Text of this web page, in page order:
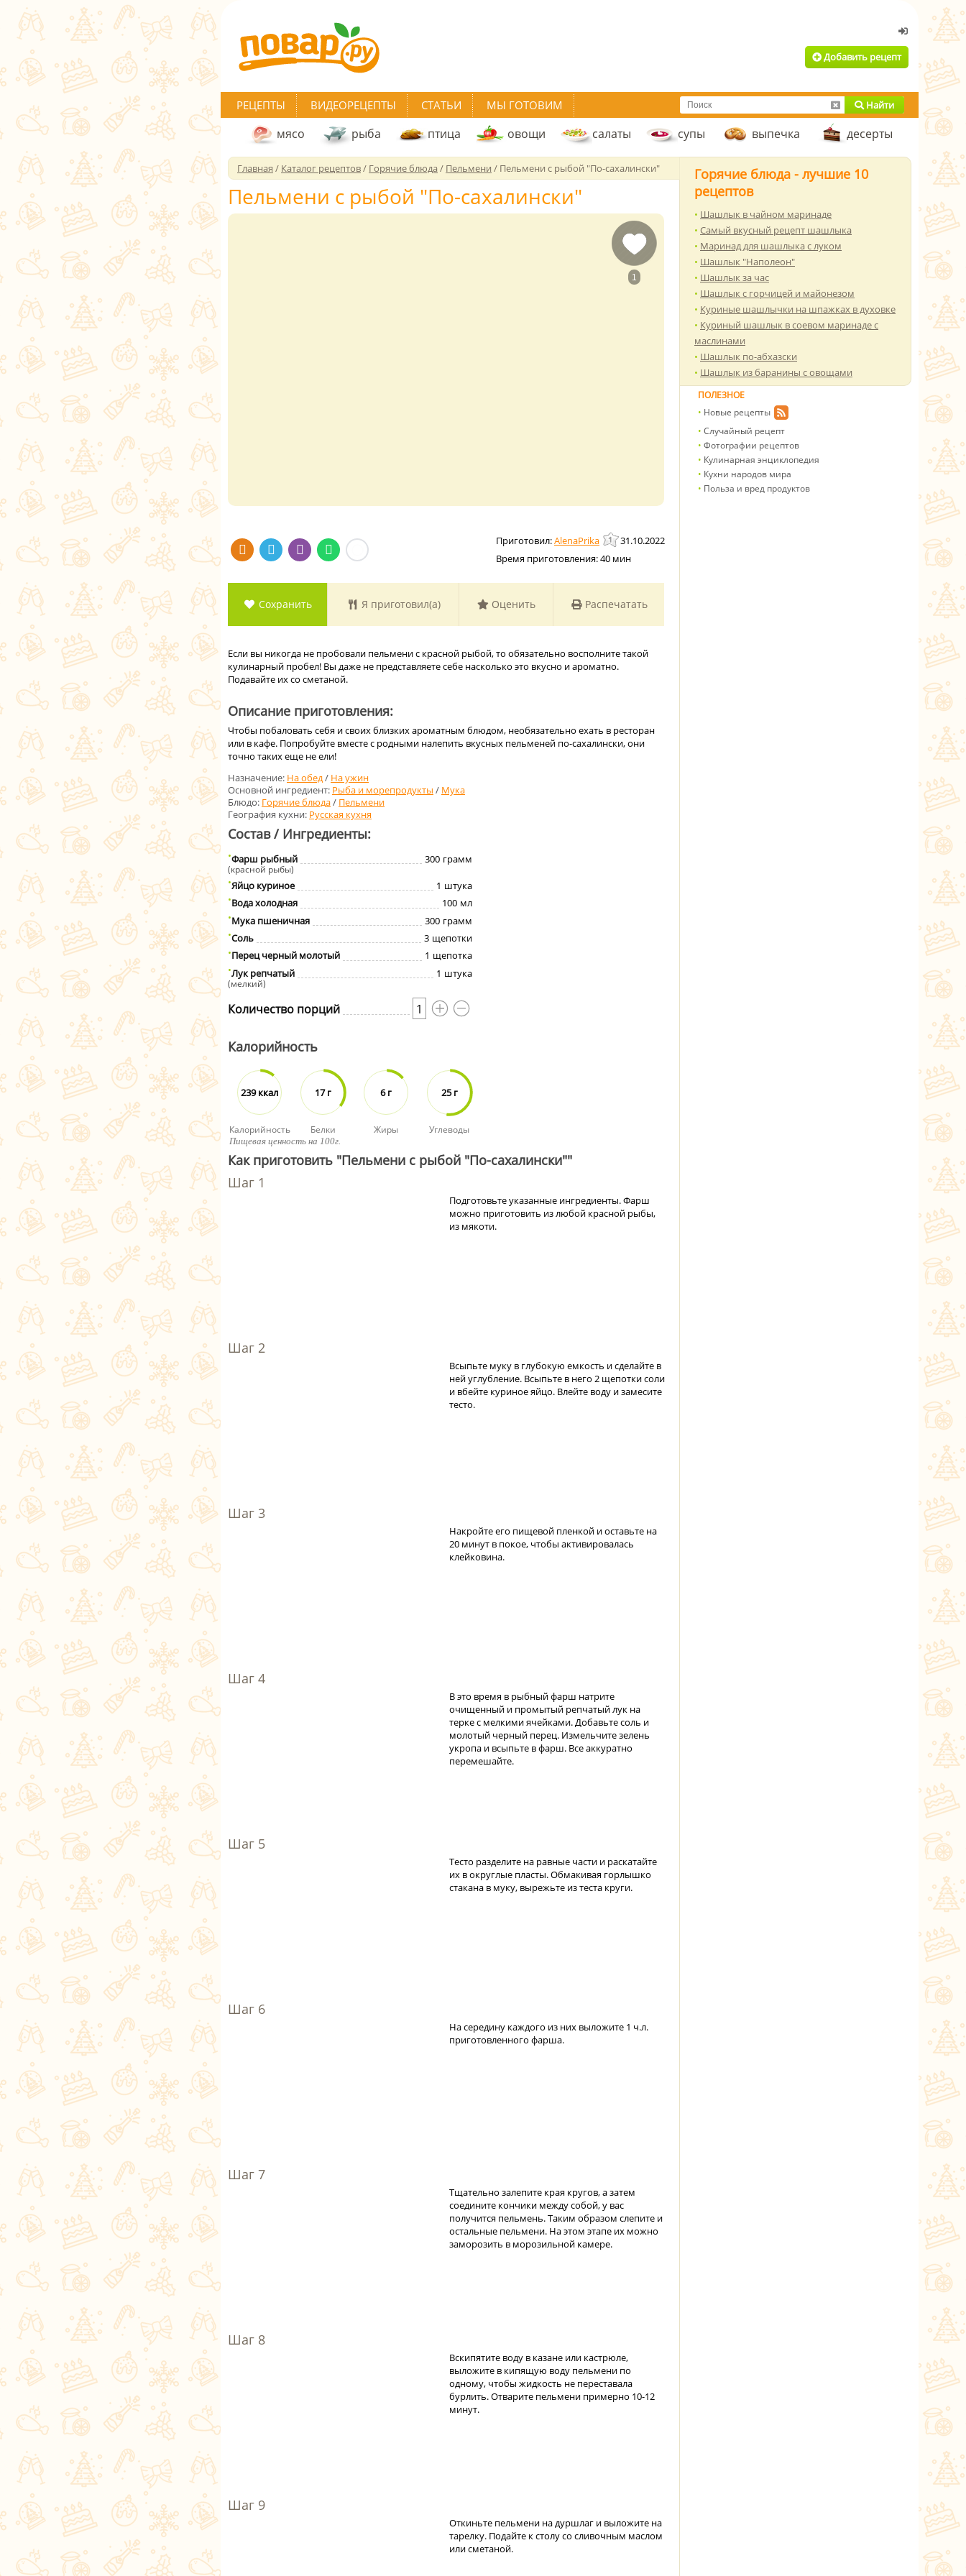
Добавить рецепт
РЕЦЕПТЫ ВИДЕОРЕЦЕПТЫ СТАТЬИ МЫ ГОТОВИМ Найти
мясо рыба птица овощи салаты супы выпечка десерты
Главная / Каталог рецептов/ Горячие блюда/ Пельмени / Пельмени с рыбой "По-сахалински"
Пельмени с рыбой "По-сахалински"
1
AlenaPrika
31.10.2022
Время приготовления:40 мин
Сохранить Я приготовил(а) Оценить Распечатать
Если вы никогда не пробовали пельмени с красной рыбой, то обязательно восполните такой
кулинарный пробел! Вы даже не представляете себе насколько это вкусно и ароматно.
Подавайте их со сметаной.
Описание приготовления:
Чтобы побаловать себя и своих близких ароматным блюдом, необязательно ехать в ресторан
или в кафе. Попробуйте вместе с родными налепить вкусных пельменей по-сахалински, они
точно таких еще не ели!
Назначение: На обед/ На ужин
Основной ингредиент: Рыба и морепродукты / Мука
Блюдо: Горячие блюда/ Пельмени
География кухни: Русская кухня
Состав / Ингредиенты:
Фарш рыбный 300 грамм
(красной рыбы)
Яйцо куриное 1 штука
Вода холодная
100 мл
Мука пшеничная
300 грамм
Соль
3 щепотки
Перец черный молотый
1 щепотка
Лук репчатый
1 штука
(мелкий)
Количество порций 1
Калорийность
239 ккал
Калорийность
17 г
Белки
6 г
Жиры
25 г
Углеводы
Пищевая ценность на 100г.
Как приготовить "Пельмени с рыбой "По-сахалински""
Подготовьте указанные ингредиенты. Фарш
можно приготовить из любой красной рыбы,
из мякоти.
Всыпьте муку в глубокую емкость и сделайте в
ней углубление. Всыпьте в него 2 щепотки соли
и вбейте куриное яйцо. Влейте воду и замесите
тесто.
Накройте его пищевой пленкой и оставьте на
20 минут в покое, чтобы активировалась
клейковина.
В это время в рыбный фарш натрите
очищенный и промытый репчатый лук на
терке с мелкими ячейками. Добавьте соль и
молотый черный перец. Измельчите зелень
укропа и всыпьте в фарш. Все аккуратно
перемешайте.
Тесто разделите на равные части и раскатайте
их в округлые пласты. Обмакивая горлышко
стакана в муку, вырежьте из теста круги.
На середину каждого из них выложите 1 ч.л.
приготовленного фарша.
Тщательно залепите края кругов, а затем
соедините кончики между собой, у вас
получится пельмень. Таким образом слепите и
остальные пельмени. На этом этапе их можно
заморозить в морозильной камере.
Вскипятите воду в казане или кастрюле,
выложите в кипящую воду пельмени по
одному, чтобы жидкость не переставала
бурлить. Отварите пельмени примерно 10-12
минут.
Откиньте пельмени на дуршлаг и выложите на
тарелку. Подайте к столу со сливочным маслом
или сметаной.
Горячие блюда - лучшие 10
рецептов
Шашлык в чайном маринаде
Самый вкусный рецепт шашлыка
Маринад для шашлыка с луком
Шашлык "Наполеон"
Шашлык за час
Шашлык с горчицей и майонезом
Куриные шашлычки на шпажках в духовке
Куриный шашлык в соевом маринаде с
маслинами
Шашлык по-абхазски
Шашлык из баранины с овощами
ПОЛЕЗНОЕ
Новые рецепты
Случайный рецепт
Фотографии рецептов
Кулинарная энциклопедия
Кухни народов мира
Польза и вред продуктов